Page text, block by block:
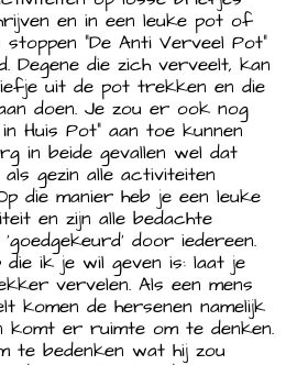
en in een leuke pot of
“De Anti Verveel Pot”
Degene die zich verveelt, kan
uit de pot trekken en die
doen. Je zou er ook nog
in Huis Pot” aan toe kunnen
in beide gevallen wel dat
als gezin alle activiteiten
die manier heb je een leuke
en zijn alle bedachte
door iedereen.
ik je wil geven is: laat je
vervelen. Als een mens
komen de hersenen namelijk
er ruimte om te denken.
te bedenken wat hij zou